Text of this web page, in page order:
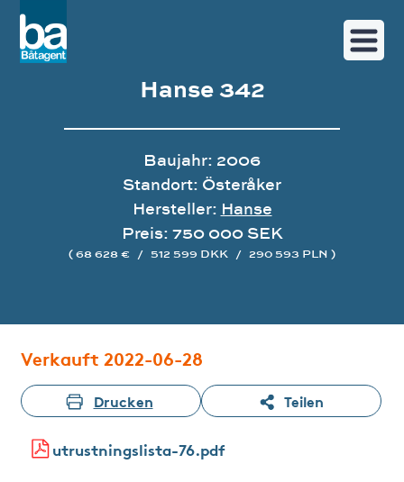
Hanse 342
Baujahr: 2006
Standort: Österåker
Hersteller: Hanse
Preis: 750 000 SEK
( 68 628 € / 512 599 DKK / 290 593 PLN )
Verkauft 2022-06-28
Drucken Teilen
utrustningslista-76.pdf